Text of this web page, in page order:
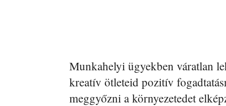
Munkahelyi ügyekben váratlan
kreatív ötleteid pozitív
meggyőzni a környezetedet